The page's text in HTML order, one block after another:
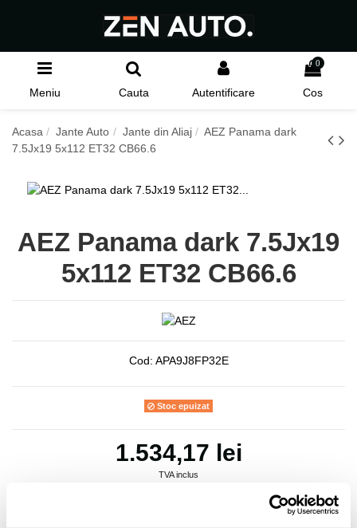
Meniu Cauta Autentificare
0
Cos
Acasa Jante Auto Jante din Aliaj
AEZ Panama dark
7.5Jx19 5x112 ET32 CB66.6
AEZ Panama dark 7.5Jx19
5x112 ET32 CB66.6
Cod: APA9J8FP32E
Stoc epuizat
1.534,17 lei
TVA inclus